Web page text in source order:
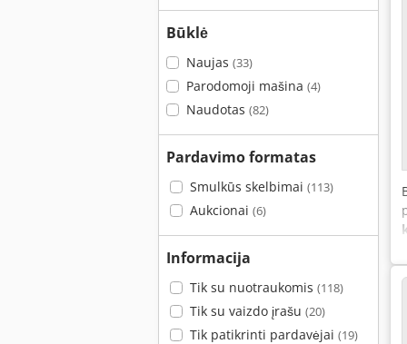
Būklė
Naujas (33)
Parodomoji mašina (4)
Naudotas (82)
Pardavimo formatas
Smulkūs skelbimai (113)
Aukcionai (6)
Informacija
Tik su nuotraukomis (118)
Tik su vaizdo įrašu (20)
Tik patikrinti pardavėjai (19)